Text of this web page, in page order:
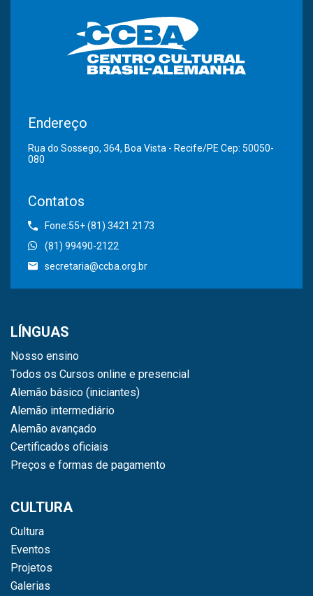
Endereço
Rua do Sossego, 364, Boa Vista - Recife/PE Cep: 50050-
080
Contatos
Fone:55+ (81) 3421.2173
(81) 99490-2122
secretaria@ccba.org.br
LÍNGUAS
Nosso ensino
Todos os Cursos online e presencial
Alemão básico (iniciantes)
Alemão intermediário
Alemão avançado
Certificados oficiais
Preços e formas de pagamento
CULTURA
Cultura
Eventos
Projetos
Galerias